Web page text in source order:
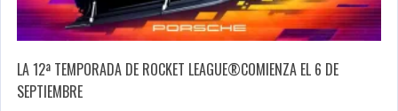
LA 12ª TEMPORADA DE ROCKET LEAGUE®COMIENZA EL 6 DE
SEPTIEMBRE